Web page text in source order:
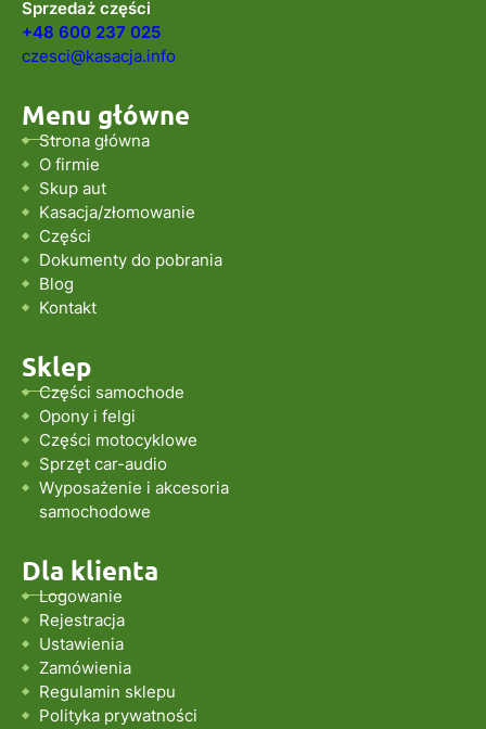
Sprzedaż części
+48 600 237 025
czesci@kasacja.info
Menu główne
Strona główna
O firmie
Skup aut
Kasacja/złomowanie
Części
Dokumenty do pobrania
Blog
Kontakt
Sklep
Części samochode
Opony i felgi
Części motocyklowe
Sprzęt car-audio
Wyposażenie i akcesoria
samochodowe
Dla klienta
Logowanie
Rejestracja
Ustawienia
Zamówienia
Regulamin sklepu
Polityka prywatności